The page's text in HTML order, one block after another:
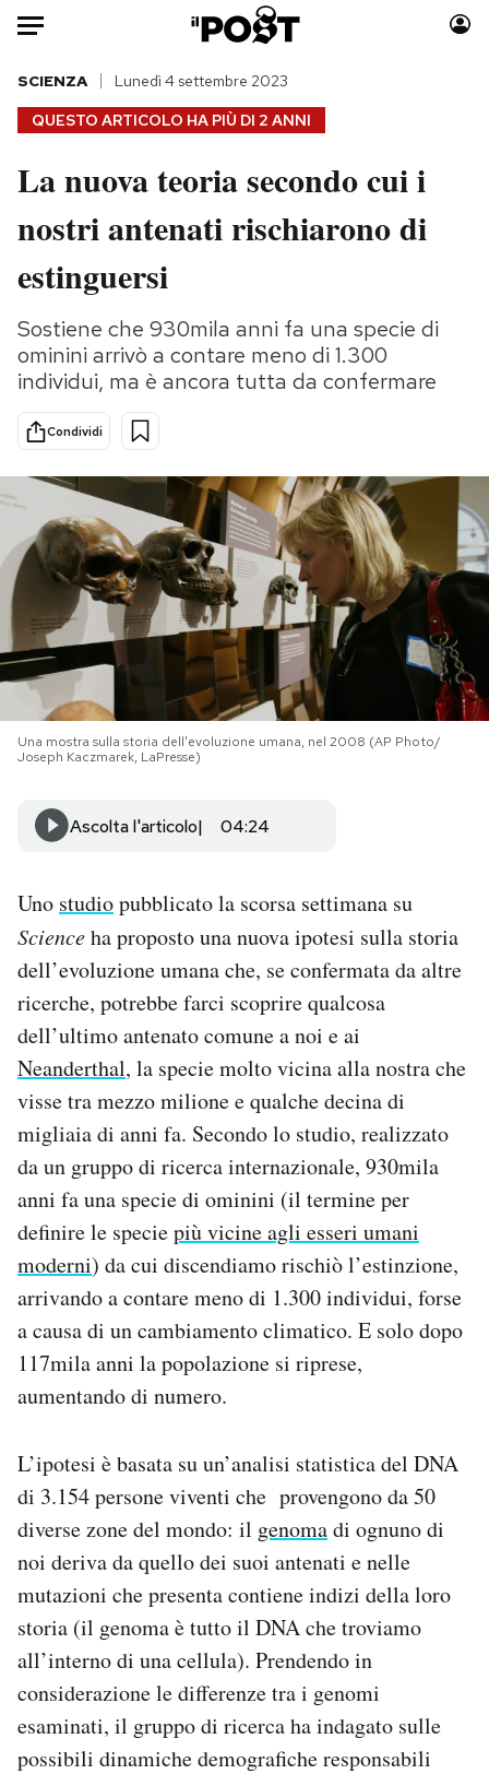
Auto
HOME
Italia
Politica
Tecnologia
Scienza
Cultura
Sport
Moda
Consumismi
Media
Europa
PODCAST
NEWSLETTER
I MIEI PREFERITI
SHOP
CALENDARIO
AREA PERSONALE
Area Personale
Newsletter
Notifiche mobile
Regala il Post
Esci
QUESTO ARTICOLO HA PIÙ DI 2 ANNI
SCIENZA Lunedì 4 settembre 2023
La nuova teoria secondo cui i
nostri antenati rischiarono di
estinguersi
Sostiene che 930mila anni fa una specie di
ominini arrivò a contare meno di 1.300
individui, ma è ancora tutta da confermare
Condividi
Una mostra sulla storia dell'evoluzione umana, nel 2008 (AP Photo/
Joseph Kaczmarek, LaPresse)
Ascolta l'articolo 04:24
Uno studiopubblicato la scorsa settimana su
Scienceha proposto una nuova ipotesi sulla storia
dell’evoluzione umana che, se confermata da altre
ricerche, potrebbe farci scoprire qualcosa
dell’ultimo antenato comune a noi e ai
Neanderthal, la specie molto vicina alla nostra che
visse tra mezzo milione e qualche decina di
migliaia di anni fa. Secondo lo studio, realizzato
da un gruppo di ricerca internazionale, 930mila
anni fa una specie di ominini (il termine per
definire le speciepiù vicine agli esseri umani
moderni) da cui discendiamo rischiò l’estinzione,
arrivando a contare meno di 1.300 individui, forse
a causa di un cambiamento climatico. E solo dopo
117mila anni la popolazione si riprese,
aumentando di numero.
L’ipotesi è basata su un’analisi statistica del DNA
di 3.154 persone viventi che provengono da 50
diverse zone del mondo: il genomadi ognuno di
noi deriva da quello dei suoi antenati e nelle
mutazioni che presenta contiene indizi della loro
storia (il genoma è tutto il DNA che troviamo
all’interno di una cellula). Prendendo in
considerazione le differenze tra i genomi
esaminati, il gruppo di ricerca ha indagato sulle
possibili dinamiche demografiche responsabili